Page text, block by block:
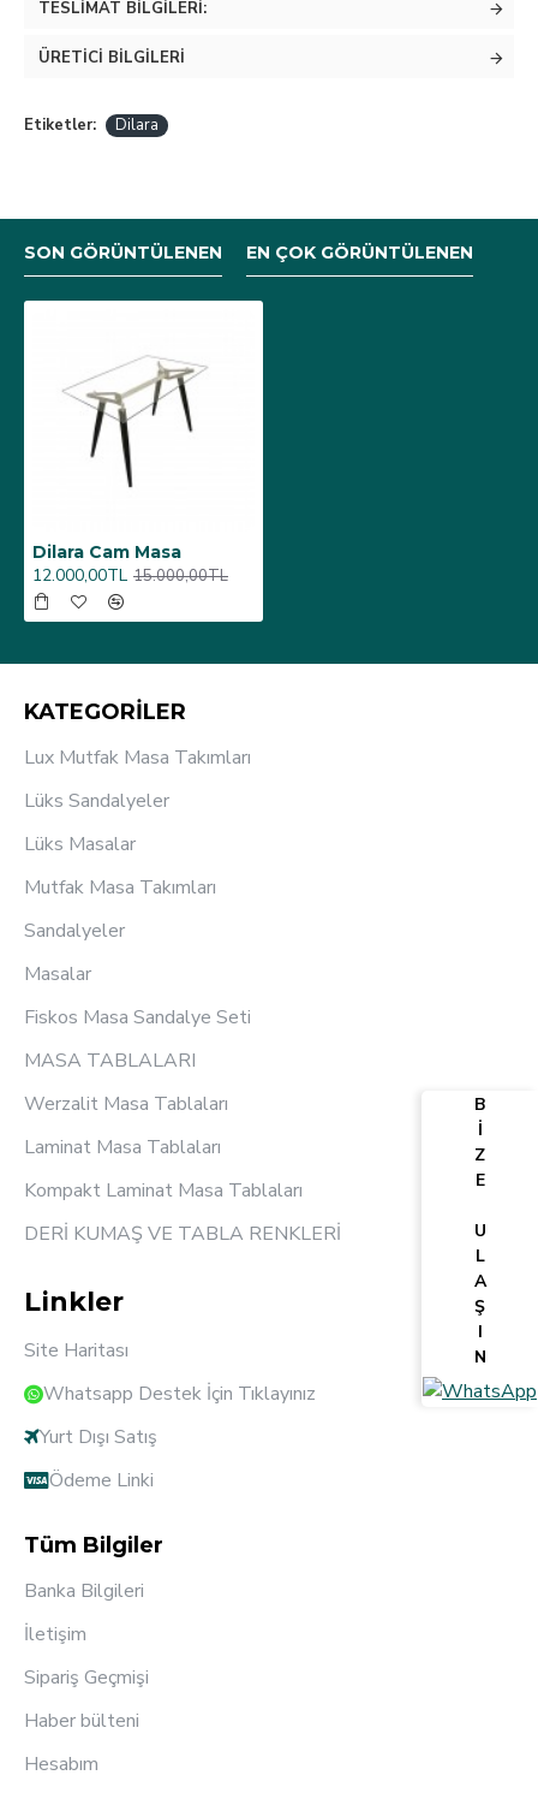
TESLIMAT BILGILERI:
ÜRETICI BILGILERI
Etiketler: Dilara
SON GÖRÜNTÜLENEN EN ÇOK GÖRÜNTÜLENEN
Dilara Cam Masa
12.000,00TL 15.000,00TL
KATEGORİLER
Lux Mutfak Masa Takımları
Lüks Sandalyeler
Lüks Masalar
Mutfak Masa Takımları
Sandalyeler
Masalar
Fiskos Masa Sandalye Seti
MASA TABLALARI
Werzalit Masa Tablaları
Laminat Masa Tablaları
Kompakt Laminat Masa Tablaları
DERİ KUMAŞ VE TABLA RENKLERİ
Linkler
Site Haritası
Whatsapp Destek İçin Tıklayınız
Yurt Dışı Satış
Ödeme Linki
Tüm Bilgiler
Banka Bilgileri
İletişim
Sipariş Geçmişi
Haber bülteni
Hesabım
B
İ
Z
E
U
L
A
Ş
I
N